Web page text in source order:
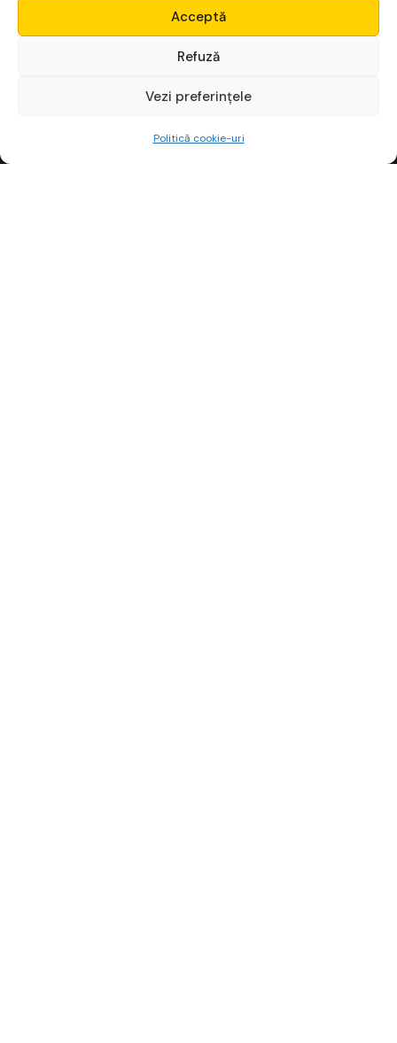
Acceptă
Refuză
Vezi preferințele
Politică cookie-uri
Începe gratuit